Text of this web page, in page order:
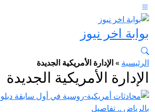
بوابة اخر نيوز
الرئيسية »الإدارة الأمريكية الجديدة
الإدارة الأمريكية الجديدة